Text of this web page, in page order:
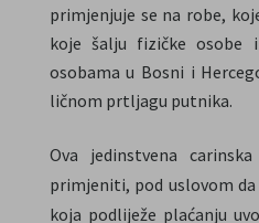
primjenjuje se na robe,
koje šalju fizičke osobe
osobama u Bosni i
ličnom prtljagu putnika.
Ova jedinstvena
primjeniti, pod uslovom
koja podliježe plaćanju